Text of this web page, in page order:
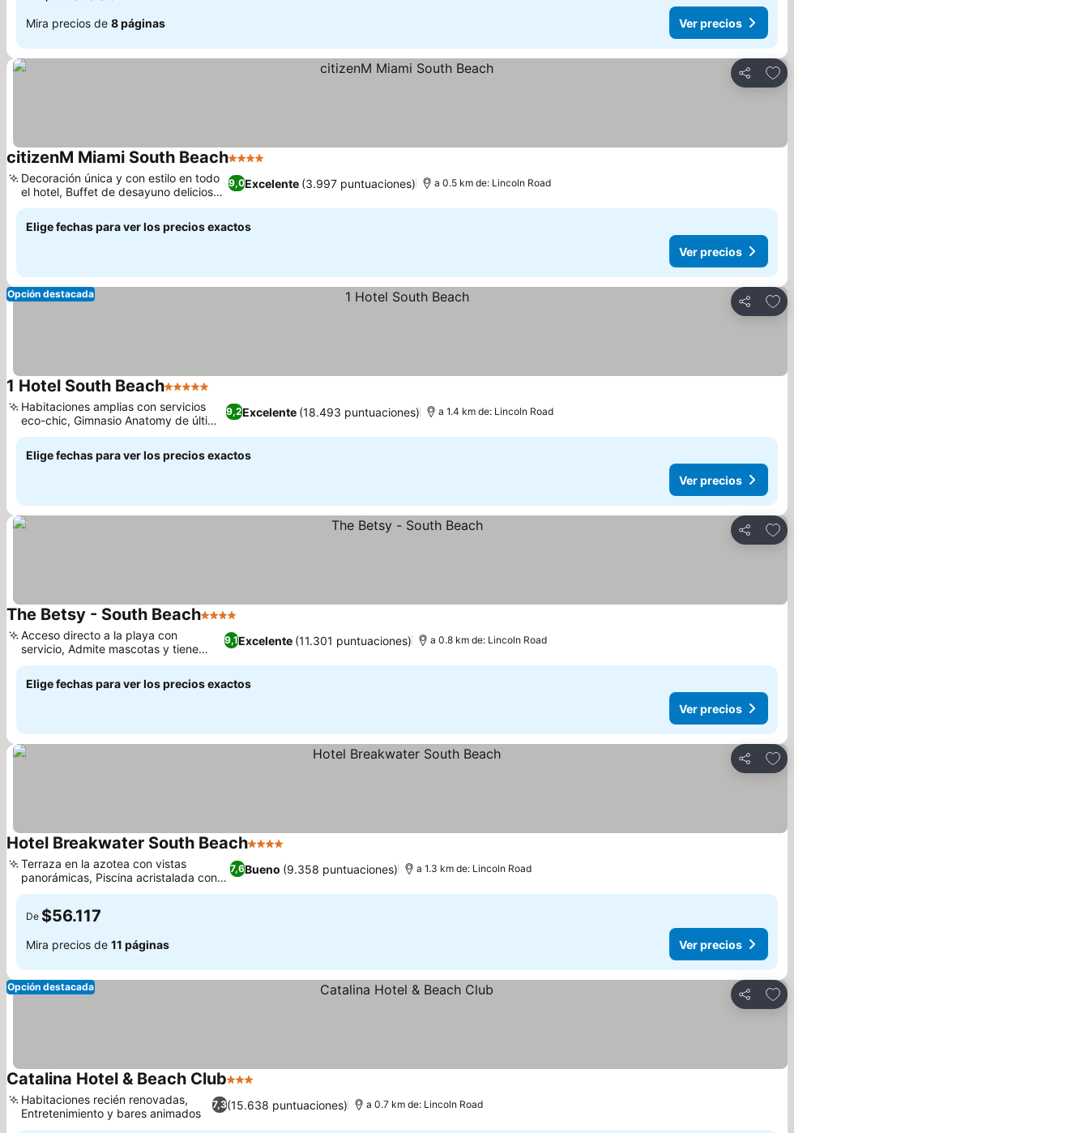
Mira precios de 8 páginas Ver precios
Compartir
Agregar a favoritos
citizenM Miami South Beach4 Estrellas
9,0Excelente (3.997 puntuaciones)
Decoración única y con estilo en todo
el hotel, Buffet de desayuno delicioso
y variado
a 0.5 km de: Lincoln Road
Elige fechas para ver los precios exactos
Ver precios
Compartir
Agregar a favoritos
Opción destacada
1 Hotel South Beach5 Estrellas
9,2Excelente (18.493 puntuaciones)
Habitaciones amplias con servicios
eco-chic, Gimnasio Anatomy de última
generación
a 1.4 km de: Lincoln Road
Elige fechas para ver los precios exactos
Ver precios
Compartir
Agregar a favoritos
The Betsy - South Beach4 Estrellas
9,1Excelente (11.301 puntuaciones)
Acceso directo a la playa con
servicio, Admite mascotas y tiene
directoras caninas
a 0.8 km de: Lincoln Road
Elige fechas para ver los precios exactos
Ver precios
Compartir
Agregar a favoritos
Hotel Breakwater South Beach4 Estrellas
7,6Bueno (9.358 puntuaciones)
Terraza en la azotea con vistas
panorámicas, Piscina acristalada con
vistas al mar
a 1.3 km de: Lincoln Road
De $56.117
Mira precios de 11 páginas Ver precios
Compartir
Agregar a favoritos
Opción destacada
Catalina Hotel & Beach Club3 Estrellas
7,3(15.638 puntuaciones)
Habitaciones recién renovadas,
Entretenimiento y bares animados
a 0.7 km de: Lincoln Road